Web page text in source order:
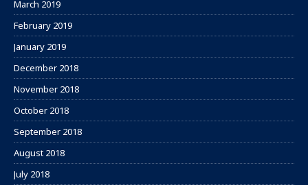
March 2019
February 2019
January 2019
December 2018
November 2018
October 2018
September 2018
August 2018
July 2018